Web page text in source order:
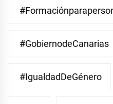
#GobiernodeCanarias
#IgualdadDeGénero